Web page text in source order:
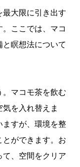
最大限に引き出す
ここでは、マコ
瞑想法について
。マコモ茶を飲む
を入れ替えま
ますが、環境を整
とができます。お
、空間をクリア